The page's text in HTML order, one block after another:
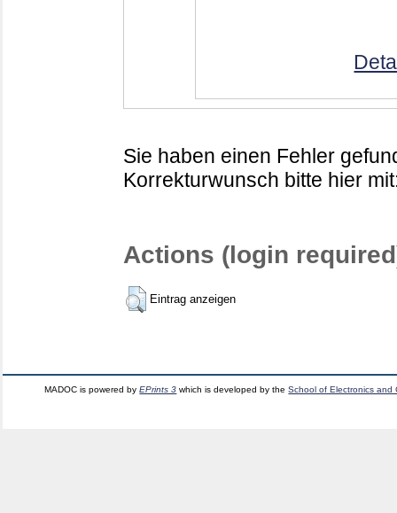
Sie haben einen Fehler
Korrekturwunsch bitte hier
Actions (login
Eintrag anzeigen
MADOC is powered byEPrints 3 which is developed by theSchool of Electronics and